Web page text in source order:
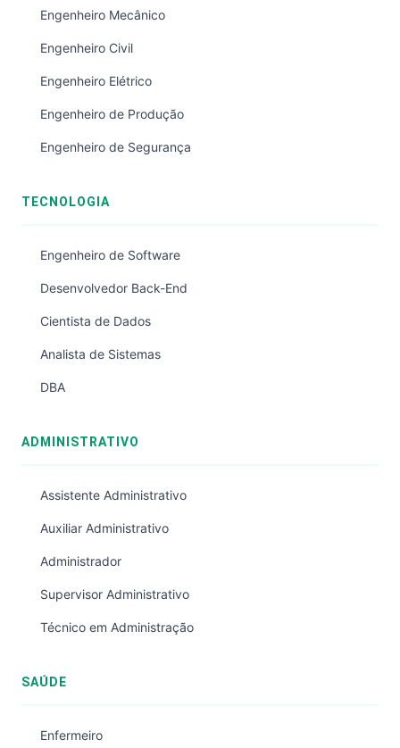
Engenheiro Mecânico
Engenheiro Civil
Engenheiro Elétrico
Engenheiro de Produção
Engenheiro de Segurança
TECNOLOGIA
Engenheiro de Software
Desenvolvedor Back-End
Cientista de Dados
Analista de Sistemas
DBA
ADMINISTRATIVO
Assistente Administrativo
Auxiliar Administrativo
Administrador
Supervisor Administrativo
Técnico em Administração
SAÚDE
Enfermeiro